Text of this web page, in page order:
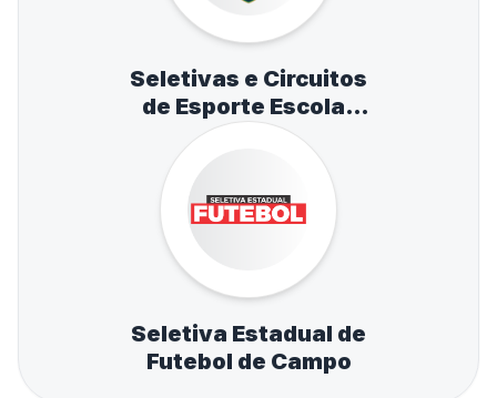
Seletivas e Circuitos
de Esporte Escolar
de Atletismo,
Natação e Tênis de
Mesa
Seletiva Estadual de
Futebol de Campo